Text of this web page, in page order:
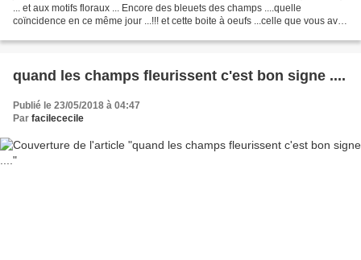
... et aux motifs floraux ... Encore des bleuets des champs ....quelle
coïncidence en ce même jour ...!!! et cette boite à oeufs ...celle que vous avez
quand les champs fleurissent c'est bon signe ....
Publié le 23/05/2018 à 04:47
Par facilececile